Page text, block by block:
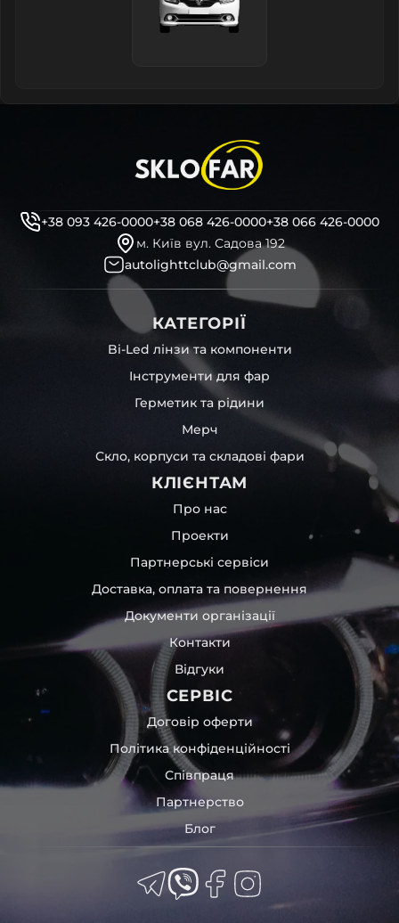
+38 093 426-0000+38 068 426-0000+38 066 426-0000
м. Київ вул. Садова 192
autolighttclub@gmail.com
КАТЕГОРІЇ
Bi-Led лінзи та компоненти
Інструменти для фар
Герметик та рідини
Мерч
Скло, корпуси та складові фари
КЛІЄНТАМ
Про нас
Проекти
Партнерські сервіси
Доставка, оплата та повернення
Документи організації
Контакти
Відгуки
СЕРВІС
Договір оферти
Політика конфіденційності
Співпраця
Партнерство
Блог